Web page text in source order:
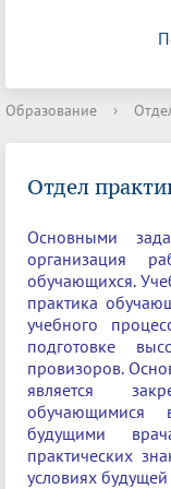
Образование ›
Отдел
Основными
организация
обучающихся.
практика
учебного
подготовке
провизоров.
является
обучающимися
будущими
практических
условиях